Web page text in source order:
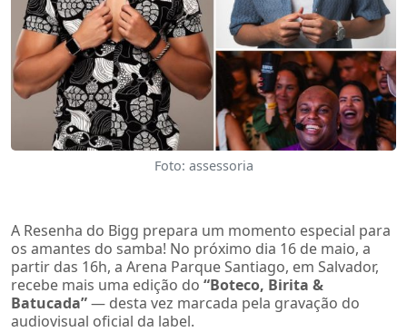
Foto: assessoria
A Resenha do Bigg prepara um momento especial para
os amantes do samba! No próximo dia 16 de maio, a
partir das 16h, a Arena Parque Santiago, em Salvador,
recebe mais uma edição do “Boteco, Birita &
Batucada”— desta vez marcada pela gravação do
audiovisual oficial da label.